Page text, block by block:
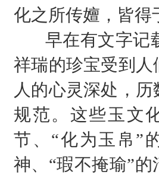
化之所传嬗，皆得
早在有文字记
祥瑞的珍宝受到
人的心灵深处，
规范。这些玉文
节、“化为玉帛”
神、“瑕不掩瑜”